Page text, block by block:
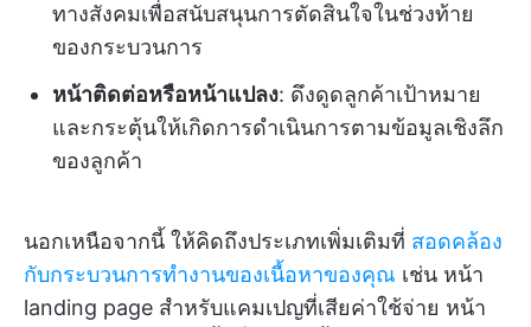
ทางสังคมเพื่อสนับสนุนการตัดสินใจในช่วงท้าย
ของกระบวนการ
หน้าติดต่อหรือหน้าแปลง: ดึงดูดลูกค้าเป้าหมาย
และกระตุ้นให้เกิดการดำเนินการตามข้อมูลเชิงลึก
ของลูกค้า
นอกเหนือจากนี้ ให้คิดถึงประเภทเพิ่มเติมที่ สอดคล้อง
กับกระบวนการทำงานของเนื้อหาของคุณ เช่น หน้า
landing page สำหรับแคมเปญที่เสียค่าใช้จ่าย หน้า